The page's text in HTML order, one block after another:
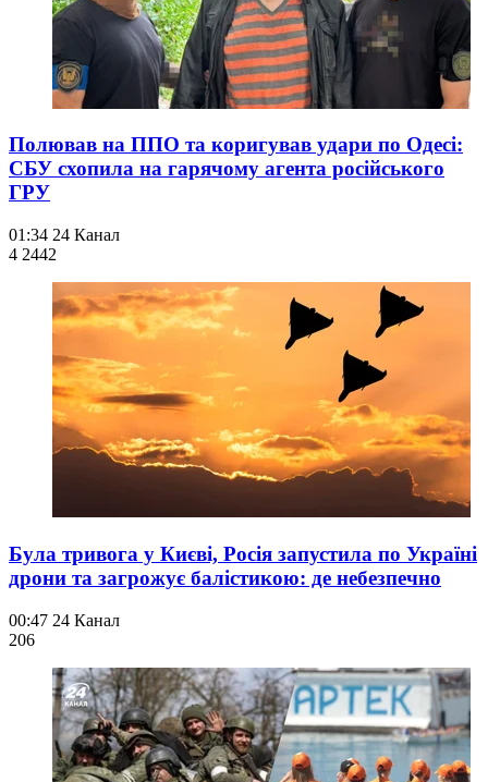
Полював на ППО та коригував удари по Одесі:
СБУ схопила на гарячому агента російського
ГРУ
01:34 24 Канал
4 2442
Була тривога у Києві, Росія запустила по Україні
дрони та загрожує балістикою: де небезпечно
00:47 24 Канал
206